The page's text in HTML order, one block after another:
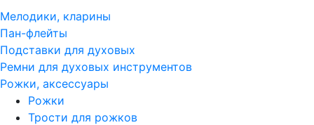
Мелодики, кларины
Пан-флейты
Подставки для духовых
Ремни для духовых инструментов
Рожки, аксессуары
Рожки
Трости для рожков